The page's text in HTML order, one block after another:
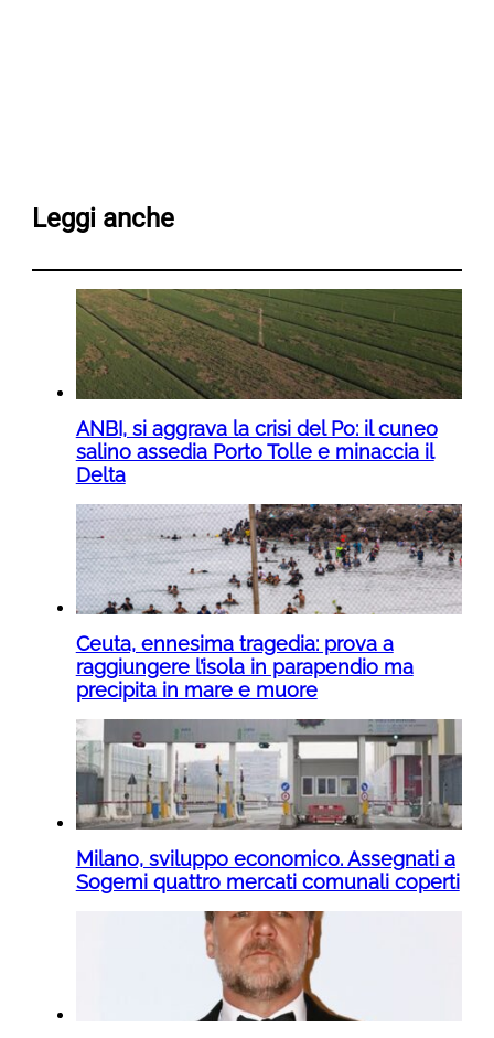
Leggi anche
ANBI, si aggrava la crisi del Po: il cuneo
salino assedia Porto Tolle e minaccia il
Delta
Ceuta, ennesima tragedia: prova a
raggiungere l’isola in parapendio ma
precipita in mare e muore
Milano, sviluppo economico. Assegnati a
Sogemi quattro mercati comunali coperti